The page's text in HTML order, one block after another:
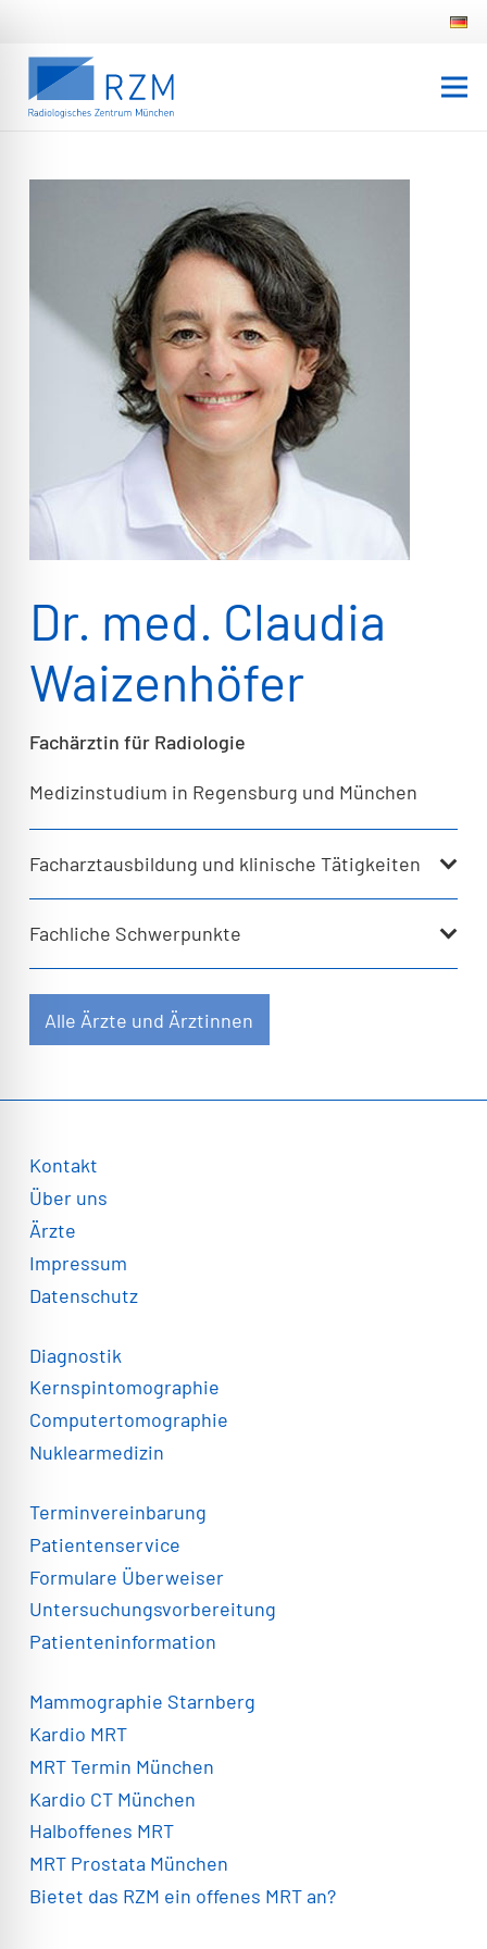
Dr. med. Claudia
Waizenhöfer
Fachärztin für Radiologie
Medizinstudium in Regensburg und München
Facharztausbildung und klinische Tätigkeiten
Fachliche Schwerpunkte
Alle Ärzte und Ärztinnen
Kontakt
Über uns
Ärzte
Impressum
Datenschutz
Diagnostik
Kernspintomographie
Computertomographie
Nuklearmedizin
Terminvereinbarung
Patientenservice
Formulare Überweiser
Untersuchungsvorbereitung
Patienteninformation
Mammographie Starnberg
Kardio MRT
MRT Termin München
Kardio CT München
Halboffenes MRT
MRT Prostata München
Bietet das RZM ein offenes MRT an?